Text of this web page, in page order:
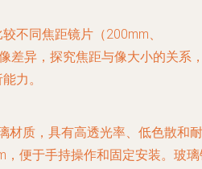
较不同焦距镜片（200mm、
差异，探究焦距与像大小的关系
力。
材质，具有高透光率、低色散和耐
便于手持操作和固定安装。玻